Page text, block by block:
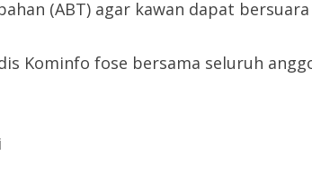
(ABT) agar kawan dapat
Kominfo fose bersama seluruh